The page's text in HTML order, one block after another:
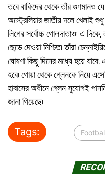
তবে বাকিদের থেকে তাঁর গুণমানও যে
অস্ট্রেলিয়ার জাতীয় দলে খেলাই
লিগের সর্বোচ্চ গোলদাতাও৷ এ দিকে,
ছেডে় দেওয়া নিশ্চিত৷ তাঁরা
ঘোষণা কিছু দিনের মধ্যে হয়ে যাবে৷
হবে৷ গোয়া থেকে গ্লেনকে নিয়ে
হাবাসের অধীনে গ্লেন সুযোগই
জানা গিয়েছে৷
Tags: